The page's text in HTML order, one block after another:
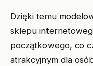
Dzięki temu
sklepu
początkowego, co
atrakcyjnym dla